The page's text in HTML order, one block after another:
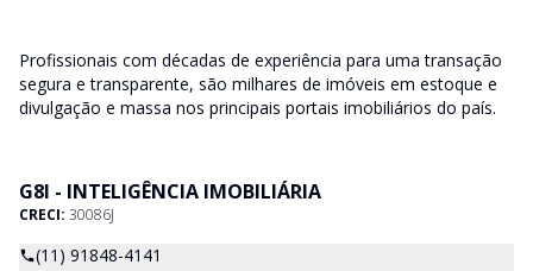
Profissionais com décadas de experiência para uma transação
segura e transparente, são milhares de imóveis em estoque e
divulgação e massa nos principais portais imobiliários do país.
G8I - INTELIGÊNCIA IMOBILIÁRIA
CRECI: 30086J
(11) 91848-4141